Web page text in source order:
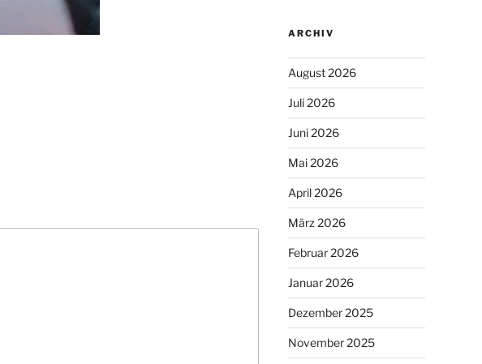
ARCHIV
August 2026
Juli 2026
Juni 2026
Mai 2026
April 2026
März 2026
Februar 2026
Januar 2026
Dezember 2025
November 2025